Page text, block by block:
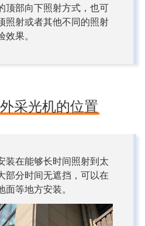
顶部向下照射方式，也可
照射或者其他不同的照射
果。
采光机的位置
装在能够长时间照射到太
部分时间无遮挡，可以在
面等地方安装。